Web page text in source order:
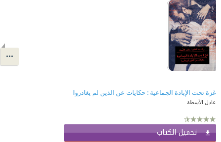
غزة تحت الإبادة الجماعية : حكايات عن الذين لم يغادروا
عادل الأسطة
تحميل الكتاب